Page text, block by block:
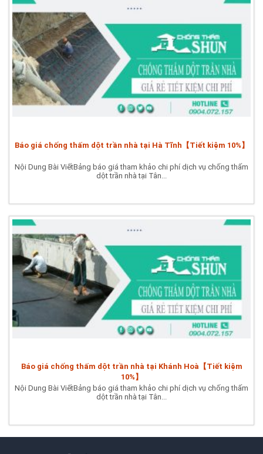
Báo giá chống thấm dột trần nhà tại Hà Tĩnh【Tiết kiệm 10%】
Nội Dung Bài ViếtBảng báo giá tham khảo chi phí dịch vụ chống thấm
dột trần nhà tại Tân...
Báo giá chống thấm dột trần nhà tại Khánh Hoà【Tiết kiệm
10%】
Nội Dung Bài ViếtBảng báo giá tham khảo chi phí dịch vụ chống thấm
dột trần nhà tại Tân...